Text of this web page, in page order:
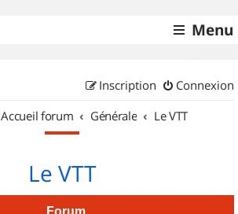
Menu
Connexion
Inscription
Accueil forum Générale Le VTT
Le VTT
Forum